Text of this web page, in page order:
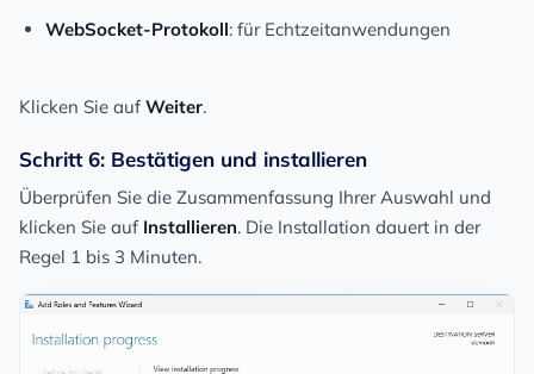
WebSocket-Protokoll: für Echtzeitanwendungen
Klicken Sie aufWeiter.
Schritt 6: Bestätigen und installieren
Überprüfen Sie die Zusammenfassung Ihrer Auswahl und
klicken Sie auf Installieren. Die Installation dauert in der
Regel 1 bis 3 Minuten.